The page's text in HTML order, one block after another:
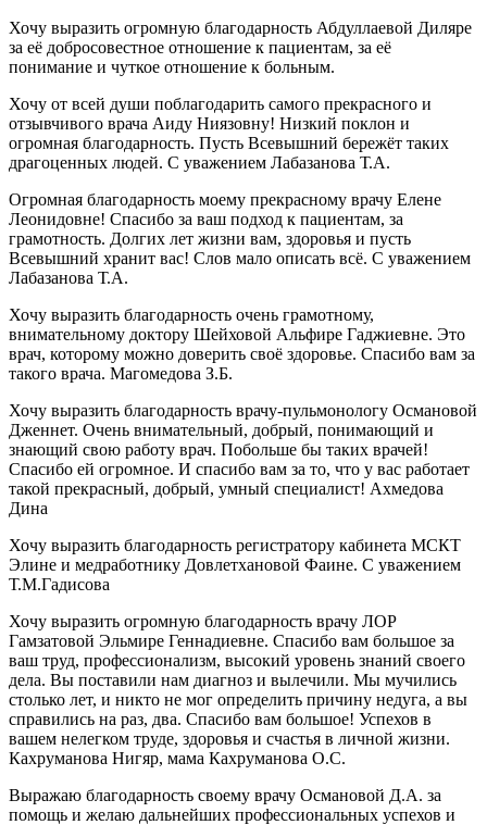
Хочу выразить огромную благодарность Абдуллаевой Диляре
за её добросовестное отношение к пациентам, за её
понимание и чуткое отношение к больным.
Хочу от всей души поблагодарить самого прекрасного и
отзывчивого врача Аиду Ниязовну! Низкий поклон и
огромная благодарность. Пусть Всевышний бережёт таких
драгоценных людей. С уважением Лабазанова Т.А.
Огромная благодарность моему прекрасному врачу Елене
Леонидовне! Спасибо за ваш подход к пациентам, за
грамотность. Долгих лет жизни вам, здоровья и пусть
Всевышний хранит вас! Слов мало описать всё. С уважением
Лабазанова Т.А.
Хочу выразить благодарность очень грамотному,
внимательному доктору Шейховой Альфире Гаджиевне. Это
врач, которому можно доверить своё здоровье. Спасибо вам за
такого врача. Магомедова З.Б.
Хочу выразить благодарность врачу-пульмонологу Османовой
Дженнет. Очень внимательный, добрый, понимающий и
знающий свою работу врач. Побольше бы таких врачей!
Спасибо ей огромное. И спасибо вам за то, что у вас работает
такой прекрасный, добрый, умный специалист! Ахмедова
Дина
Хочу выразить благодарность регистратору кабинета МСКТ
Элине и медработнику Довлетхановой Фаине. С уважением
Т.М.Гадисова
Хочу выразить огромную благодарность врачу ЛОР
Гамзатовой Эльмире Геннадиевне. Спасибо вам большое за
ваш труд, профессионализм, высокий уровень знаний своего
дела. Вы поставили нам диагноз и вылечили. Мы мучились
столько лет, и никто не мог определить причину недуга, а вы
справились на раз, два. Спасибо вам большое! Успехов в
вашем нелегком труде, здоровья и счастья в личной жизни.
Кахруманова Нигяр, мама Кахруманова О.С.
Выражаю благодарность своему врачу Османовой Д.А. за
помощь и желаю дальнейших профессиональных успехов и